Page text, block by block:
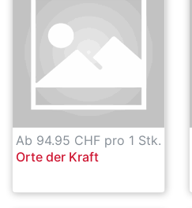
Ab 94.95 CHF pro 1 Stk.
Orte der Kraft